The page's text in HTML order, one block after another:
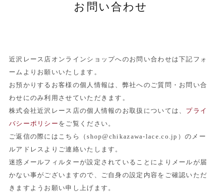
お問い合わせ
近沢レース店オンラインショップへのお問い合わせは下記フォ
ームよりお願いいたします。
お預かりするお客様の個人情報は、弊社へのご質問・お問い合
わせにのみ利用させていただきます。
株式会社近沢レース店の個人情報のお取扱については、 プライ
バシーポリシー をご覧ください。
ご返信の際にはこちら（shop@chikazawa-lace.co.jp）のメー
ルアドレスよりご連絡いたします。
迷惑メールフィルターが設定されていることによりメールが届
かない事がございますので、ご自身の設定内容をご確認いただ
きますようお願い申し上げます。